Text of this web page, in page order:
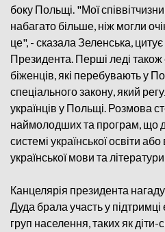
боку Польщі. "Мої
набагато більше, ніж могли
це", - сказала Зеленська,
Президента. Перші леді
біженців, які перебувають у
спеціального закону, який
українців у Польщі. Розмова
наймолодших та програм, що
системі української освіти
української мови та
Канцелярія президента
Дуда брала участь у
груп населення, таких як діти-